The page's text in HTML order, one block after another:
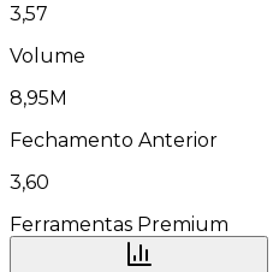
3,57
Volume
8,95M
Fechamento Anterior
3,60
Ferramentas Premium